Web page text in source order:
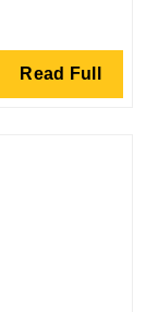
Read Full Read
Full